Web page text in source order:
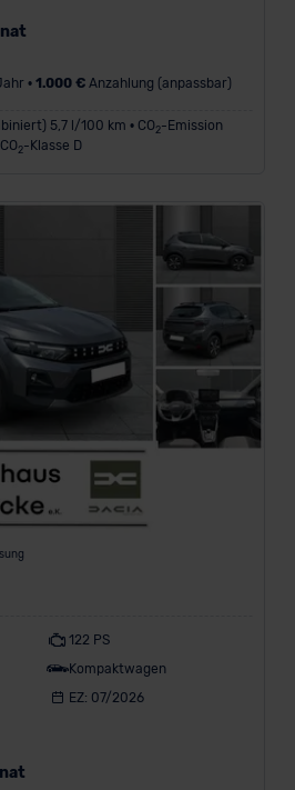
• 1.000 €Anzahlung (anpassbar)
5,7 l/100 km • CO 2-Emission
2-Klasse D
122 PS
Kompaktwagen
EZ: 07/2026